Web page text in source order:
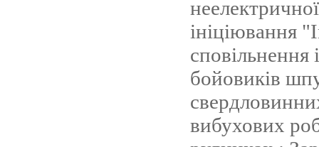
ініціювання
сповільнення
бойовиків
вибухових